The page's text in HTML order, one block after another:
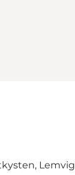
Lemvig